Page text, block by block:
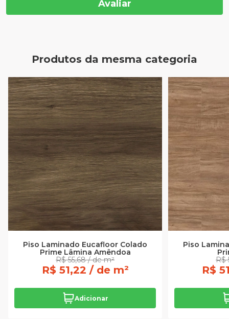
Avaliar
Produtos da mesma categoria
Piso Laminado Eucafloor Colado
Prime Lâmina Amêndoa
R$ 55,68 / de m²
R$ 51,22 / de m²
Adicionar
Piso
R$
R$